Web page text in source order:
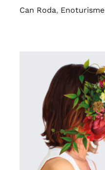
Targeta regal
Can Roda, Enoturisme